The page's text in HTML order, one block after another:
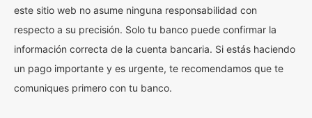
este sitio web no asume ninguna responsabilidad con
respecto a su precisión. Solo tu banco puede confirmar la
información correcta de la cuenta bancaria. Si estás haciendo
un pago importante y es urgente, te recomendamos que te
comuniques primero con tu banco.